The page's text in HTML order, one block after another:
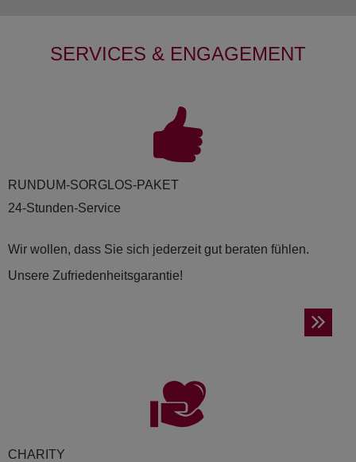
SERVICES & ENGAGEMENT
RUND­UM-SORG­LOS-PAKET
24-Stunden-Service
Wir wollen, dass Sie sich jederzeit gut beraten fühlen.
Unsere Zufriedenheitsgarantie!
CHA­RI­TY